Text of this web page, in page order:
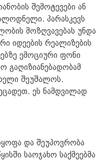
შემოტევები ან
პარასკევს
მოზღვავებას უნდა
იდეების რეალიზების
ემოციური ფონი
გაღიზიანებადობამ
შეუშალოს.
ეს ნამდვილად
და შეუპოვრობა
საოჯახო საქმეებმა